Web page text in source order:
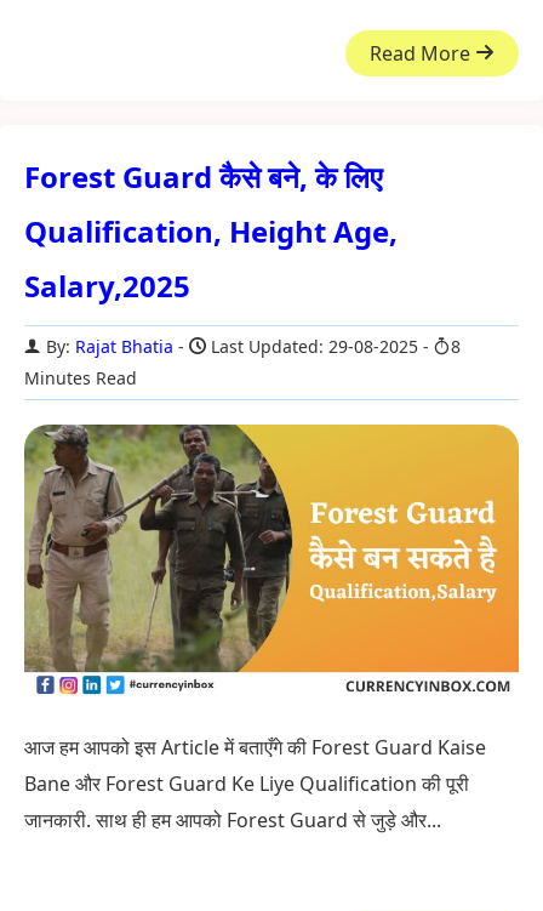
Read More
Forest Guard कैसे बने, के लिए
Qualification, Height Age,
Salary,2025
By: Rajat Bhatia Last Updated: 29-08-2025
8
Minutes Read
आज हम आपको इस Article में बताएँगे की Forest Guard Kaise
Bane और Forest Guard Ke Liye Qualification की पूरी
जानकारी. साथ ही हम आपको Forest Guard से जुड़े और...